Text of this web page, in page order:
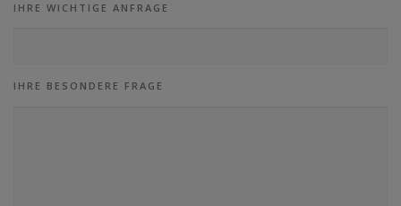
IHRE WICHTIGE ANFRAGE
IHRE BESONDERE FRAGE